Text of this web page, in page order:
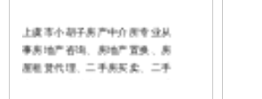
上虞市小胡子房产中介所专业从
事房地产咨询、房地产置换、房
屋租赁代理、二手房买卖、二手